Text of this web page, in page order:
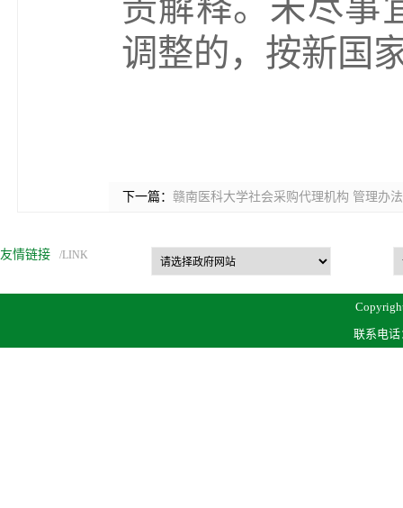
责解释。未尽事
调整的，按新国
下一篇： 赣南医科大学社会采购代理机构 管理办
友情链接 /LINK
联系电